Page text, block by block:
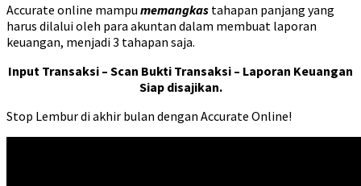
Accurate online mampu memangkas tahapan panjang yang
harus dilalui oleh para akuntan dalam membuat laporan
keuangan, menjadi 3 tahapan saja.
Input Transaksi – Scan Bukti Transaksi – Laporan Keuangan
Siap disajikan.
Stop Lembur di akhir bulan dengan Accurate Online!